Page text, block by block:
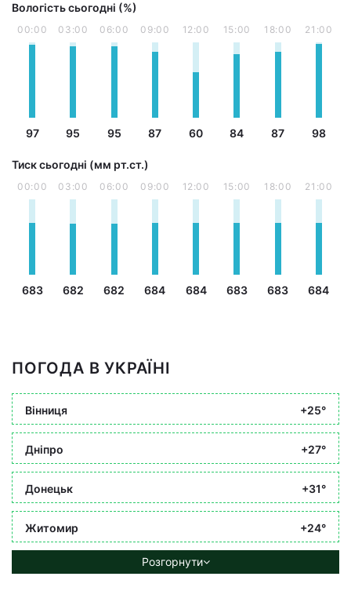
Вологість сьогодні (%)
00:00
97
03:00
95
06:00
95
09:00
87
12:00
60
15:00
84
18:00
87
21:00
98
Тиск сьогодні (мм рт.ст.)
00:00
683
03:00
682
06:00
682
09:00
684
12:00
684
15:00
683
18:00
683
21:00
684
ПОГОДА В УКРАЇНІ
Вінниця +25°
Дніпро +27°
Донецьк +31°
Житомир +24°
Розгорнути